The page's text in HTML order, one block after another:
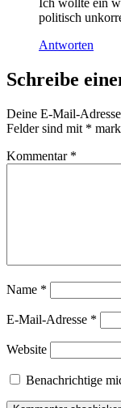
Ich wollte ein
politisch
Antworten
Schreibe
Deine E-Mail-
Felder sind mit *
Kommentar *
Name *
E-Mail-Adresse *
Website
Benachrichtige